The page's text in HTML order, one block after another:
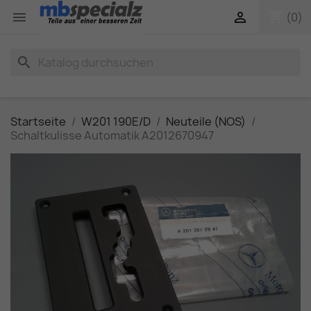
 (0)

search
Startseite W201 190E/D
Neuteile (NOS)
Schaltkulisse Automatik A2012670947